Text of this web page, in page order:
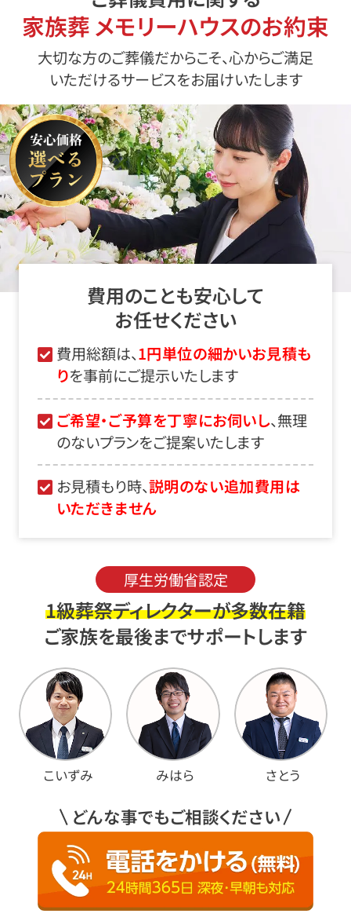
家族葬 メモリーハウスのお約束
大切な方のご葬儀だからこそ、心からご満足
いただけるサービスをお届けいたします
費用のことも安心して
お任せください
費用総額は、1円単位の細かいお見積も
りを事前にご提示いたします
ご希望・ご予算を丁寧にお伺いし、無理
のないプランをご提案いたします
お見積もり時、説明のない追加費用は
いただきません
厚生労働省認定
1級葬祭ディレクターが多数在籍
ご家族を最後までサポートします
こいずみ みはら さとう
どんな事でもご相談ください